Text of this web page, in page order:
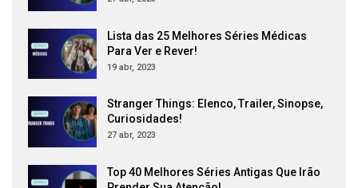
Lista das 25 Melhores Séries Médicas
Para Ver e Rever!
19 abr, 2023
Stranger Things: Elenco, Trailer, Sinopse,
Curiosidades!
27 abr, 2023
Top 40 Melhores Séries Antigas Que Irão